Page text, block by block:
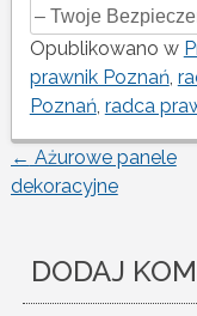
Opublikowano w
prawnik Poznań,
Poznań, radca
Nawigacja
← Ażurowe panele
dekoracyjne
DODAJ